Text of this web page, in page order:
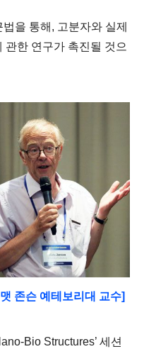
을 통해 , 고분자와 실제
관한 연구가 촉진될 것으
존슨 예테보리대 교수]
Bio Structures’ 세션